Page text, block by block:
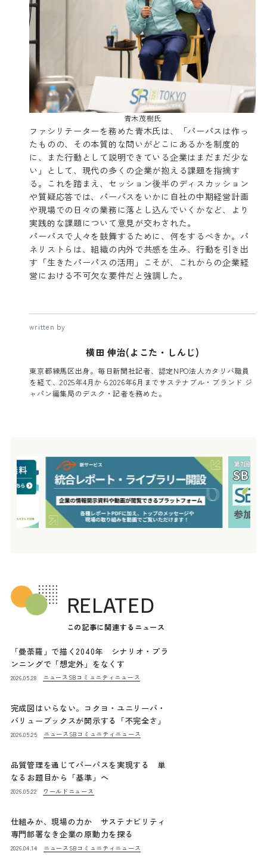
青木茂樹氏
ファシリテーターを務めた青木氏は、「パーパスは作っ
たものの、その本質的な問いがどこにあるかを制度的
に、また行動として説明できている企業はまだまだ少な
い」として、現代の多くの企業が抱える課題を指摘す
る。これを踏まえ、セッション後半のディスカッション
や質疑応答では、パーパスをいかに自社の中期経営計画
や現場での日々の業務に落とし込んでいくかなど、より
実践的な課題について意見が交わされた。
パーパスで人々を鼓舞するために、何をするべきか。パ
ネリストらは、組織の内外で共感を生み、行動を引き出
す「生きたパーパスの活用」こそが、これからの企業経
営における不可欠な要件だと強調した。
written by
横田 伸治(よこた・しんじ)
東京都練馬区出身。毎日新聞社記者、認定NPO法人カタリバ職員
を経て、2025年4月から2026年6月までサステナブル・ブランド ジ
ャパン編集局のデスク・記者を務めた。
RELATED
この記事に関連するニュース
「曼荼羅」で描く2040年 シナリオ・プラ
ンニングで「想定外」をなくす
2026.05.28 ニュース SBコミュニティニュース
完成図はいらない。コクヨ・ユニリーバ・
バリューブックスが開示する「不完全さ」
2026.05.25 ニュース SBコミュニティニュース
品質管理を通じてパーパスを実現する 単
なるお題目から「基準」へ
2026.05.22 ワールドニュース
仕組みか、現場の力か サステナビリティ
専門部署なき企業の原動力を探る
2026.04.14 ニュース SBコミュニティニュース